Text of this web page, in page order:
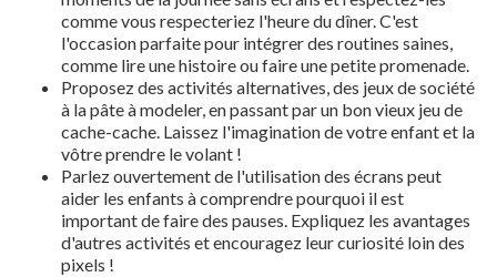
comme vous respecteriez l'heure du dîner. C'est
l'occasion parfaite pour intégrer des routines saines,
comme lire une histoire ou faire une petite promenade.
Proposez des activités alternatives, des jeux de société
à la pâte à modeler, en passant par un bon vieux jeu de
cache-cache. Laissez l'imagination de votre enfant et la
vôtre prendre le volant !
Parlez ouvertement de l'utilisation des écrans peut
aider les enfants à comprendre pourquoi il est
important de faire des pauses. Expliquez les avantages
d'autres activités et encouragez leur curiosité loin des
pixels !